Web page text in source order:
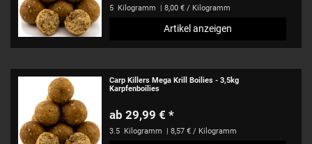
5 Kilogramm | 8,00 € / Kilogramm
Artikel anzeigen
Carp Killers Mega Krill Boilies - 3,5kg
Karpfenboilies
ab 29,99 € *
3.5 Kilogramm | 8,57 € / Kilogramm